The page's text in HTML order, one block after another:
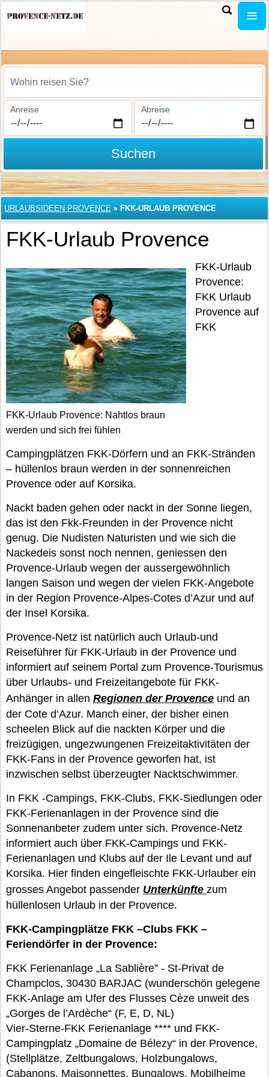
Wohin reisen Sie?
Anreise Abreise
Suchen
URLAUBSIDEEN PROVENCE » FKK-URLAUB PROVENCE
FKK-Urlaub Provence
FKK-Urlaub Provence: Nahtlos braun
werden und sich frei fühlen
FKK-Urlaub
Provence:
FKK Urlaub
Provence auf
FKK
Campingplätzen FKK-Dörfern und an FKK-Stränden
– hüllenlos braun werden in der sonnenreichen
Provence oder auf Korsika.
Nackt baden gehen oder nackt in der Sonne liegen,
das ist den Fkk-Freunden in der Provence nicht
genug. Die Nudisten Naturisten und wie sich die
Nackedeis sonst noch nennen, geniessen den
Provence-Urlaub wegen der aussergewöhnlich
langen Saison und wegen der vielen FKK-Angebote
in der Region Provence-Alpes-Cotes d’Azur und auf
der Insel Korsika.
Provence-Netz ist natürlich auch Urlaub-und
Reiseführer für FKK-Urlaub in der Provence und
informiert auf seinem Portal zum Provence-Tourismus
über Urlaubs- und Freizeitangebote für FKK-
Anhänger in allen Regionen der Provence und an
der Cote d‘Azur. Manch einer, der bisher einen
scheelen Blick auf die nackten Körper und die
freizügigen, ungezwungenen Freizeitaktivitäten der
FKK-Fans in der Provence geworfen hat, ist
inzwischen selbst überzeugter Nacktschwimmer.
In FKK -Campings, FKK-Clubs, FKK-Siedlungen oder
FKK-Ferienanlagen in der Provence sind die
Sonnenanbeter zudem unter sich. Provence-Netz
informiert auch über FKK-Campings und FKK-
Ferienanlagen und Klubs auf der Ile Levant und auf
Korsika. Hier finden eingefleischte FKK-Urlauber ein
grosses Angebot passender Unterkünfte zum
hüllenlosen Urlaub in der Provence.
FKK-Campingplätze FKK –Clubs FKK –
Feriendörfer in der Provence:
FKK Ferienanlage „La Sablière” - St-Privat de
Champclos, 30430 BARJAC (wunderschön gelegene
FKK-Anlage am Ufer des Flusses Cèze unweit des
„Gorges de l’Ardèche“ (F, E, D, NL)
Vier-Sterne-FKK Ferienanlage **** und FKK-
Campingplatz „Domaine de Bélezy“ in der Provence,
(Stellplätze, Zeltbungalows, Holzbungalows,
Cabanons, Maisonnettes, Bungalows, Mobilheime